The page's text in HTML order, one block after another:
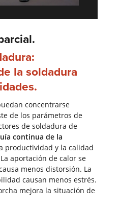
la soldadura
concentrarse
de los parámetros de
de soldadura de
continua de la
productividad y la calidad
aportación de calor se
menos distorsión. La
causan menos estrés.
mejora la situación de